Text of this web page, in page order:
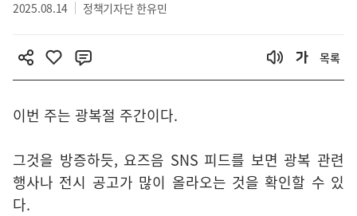
2025.08.14 정책기자단 한유민
목록
이번 주는 광복절 주간이다.
그것을 방증하듯, 요즈음 SNS 피드를 보면 광복 관련
행사나 전시 공고가 많이 올라오는 것을 확인할 수 있
다.